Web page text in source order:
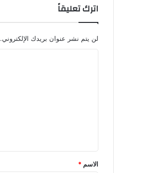
اترك تعليقاً
لن يتم نشر عنوان بريدك الإلكتروني.
*
الاسم *